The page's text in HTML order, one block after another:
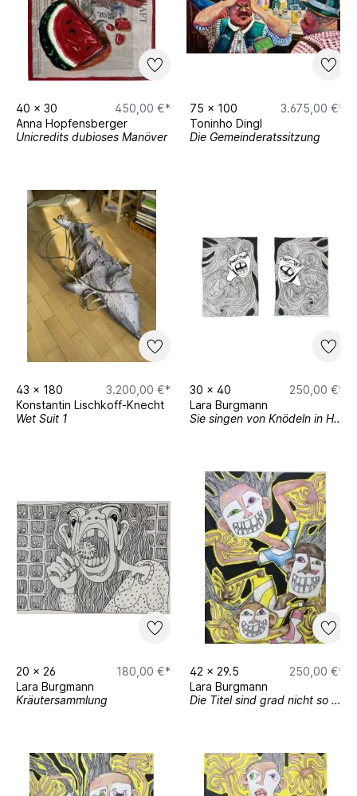
40 x 30
450,00 €*
Anna Hopfensberger
Unicredits dubioses Manöver
75 x 100
3.675,00 €*
Toninho Dingl
Die Gemeinderatssitzung
43 x 180
3.200,00 €*
Konstantin Lischkoff-Knecht
Wet Suit 1
30 x 40
250,00 €*
Lara Burgmann
Sie singen von Knödeln in Hosen
20 x 26
180,00 €*
Lara Burgmann
Kräutersammlung
42 x 29.5
250,00 €*
Lara Burgmann
Die Titel sind grad nicht so wichtig 3